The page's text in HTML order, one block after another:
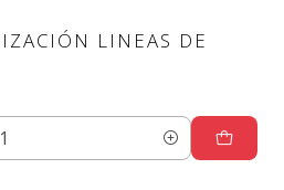
LINEAS DE